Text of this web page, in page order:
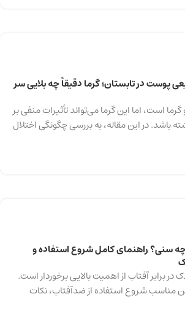
پوست در تابستان؛ گرما دقیقاً چه بلایی سر
است، اما این گرما می‌تواند تأثیرات منفی بر
باشد. در این مقاله، به بررسی چگونگی اختلال
سنی؟ راهنمای کامل شروع استفاده و
برابر آفتاب از اهمیت بالایی برخوردار است.
مناسب شروع استفاده از ضدآفتاب، نکات